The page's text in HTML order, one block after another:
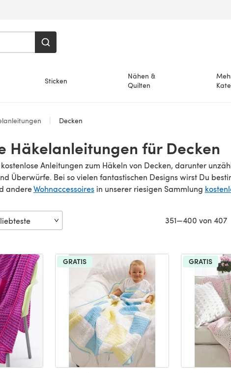
Sticken
Nähen &
Quilten
Decken
Häkelanleitungen für Decken
Anleitungen zum Häkeln von Decken, darunter
Überwürfe. Bei so vielen fantastischen Designs wirst Du
andereWohnaccessoiresin unserer riesigen Sammlung
351—400 von 407
GRATIS GRATIS